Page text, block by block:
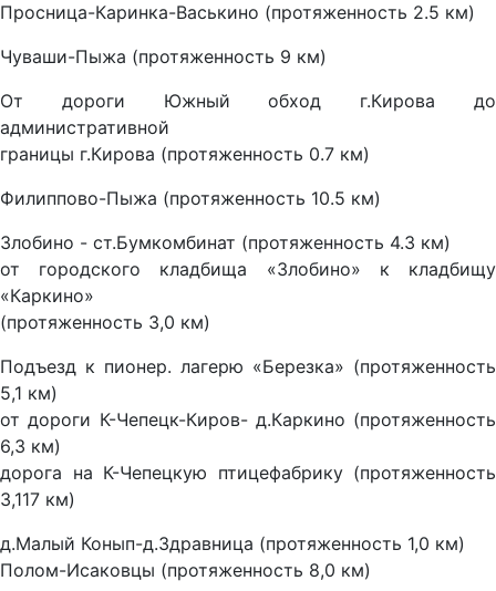
Просница-Каринка-Васькино (протяженность 2.5 км)
Чуваши-Пыжа (протяженность 9 км)
От дороги Южный обход г.Кирова до
административной
границы г.Кирова (протяженность 0.7 км)
Филиппово-Пыжа (протяженность 10.5 км)
Злобино - ст.Бумкомбинат (протяженность 4.3 км)
от городского кладбища «Злобино» к кладбищу
«Каркино»
(протяженность 3,0 км)
Подъезд к пионер. лагерю «Березка» (протяженность
5,1 км)
от дороги К-Чепецк-Киров- д.Каркино (протяженность
6,3 км)
дорога на К-Чепецкую птицефабрику (протяженность
3,117 км)
д.Малый Конып-д.Здравница (протяженность 1,0 км)
Полом-Исаковцы (протяженность 8,0 км)